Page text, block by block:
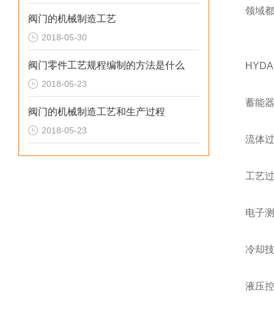
阀门的机械制造工艺
2018-05-30
阀门零件工艺规程编制的方法是什么
2018-05-23
阀门的机械制造工艺和生产过程
2018-05-23
领域
蓄能
流体
工艺
电子
冷却
液压